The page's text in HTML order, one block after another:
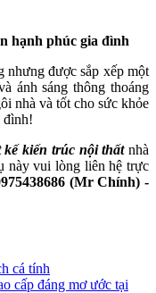
hạnh phúc gia đình
nhưng được sắp xếp một
ánh sáng thông thoáng
nhà và tốt cho sức khỏe
đình!
kế kiến trúc nội thấtnhà
này vui lòng liên hệ trực
(Mr Chính) -
cá tính
cấp đáng mơ ước tại